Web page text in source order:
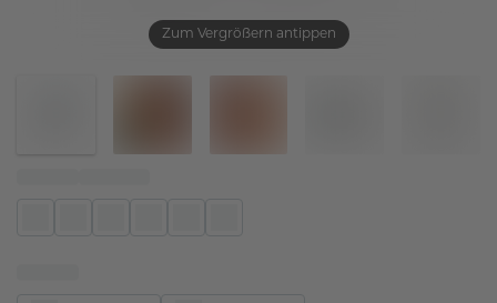
Zum Vergrößern antippen